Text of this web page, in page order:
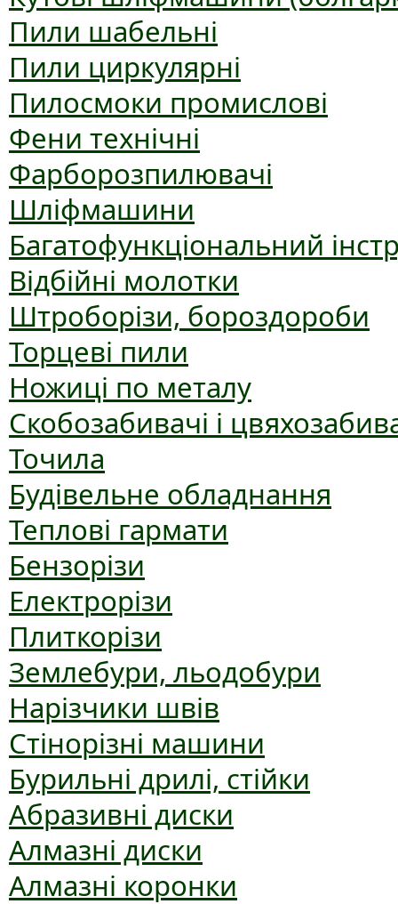
Пили шабельні
Пили циркулярні
Пилосмоки промислові
Фени технічні
Фарборозпилювачі
Шліфмашини
Багатофункціональний
Відбійні молотки
Штроборізи, бороздороби
Торцеві пили
Ножиці по металу
Скобозабивачі і
Точила
Будівельне обладнання
Теплові гармати
Бензорізи
Електрорізи
Плиткорізи
Землебури, льодобури
Нарізчики швів
Стінорізні машини
Бурильні дрилі, стійки
Абразивні диски
Алмазні диски
Алмазні коронки